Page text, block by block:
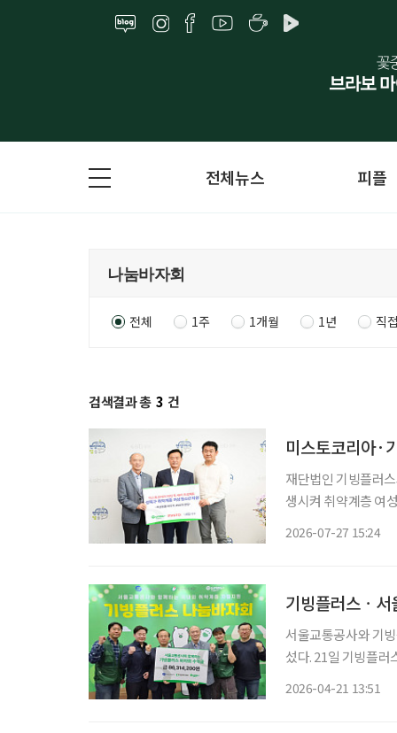
전체뉴스 피플
전체 1주 1개월 1년 직
검색결과 총 3 건
재단법인 기빙플러
생시켜 취약계층 여성 450명에게 전달했
2026-07-27 15:24
기빙플러스ㆍ
서울교통공사와 기
섰다. 21일 기빙플러스에 따르면, 양 기관은 지난 14일부터 16일까지 서울 강남구 봉은사역
2026-04-21 13:51